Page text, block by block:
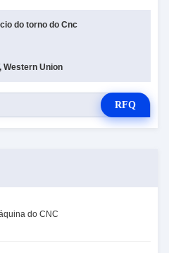
do torno do Cnc
Western Union
RFQ
do CNC